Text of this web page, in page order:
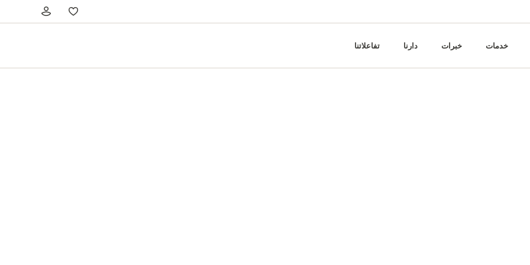
خدمات خبرات دارنا تفاعلاتنا